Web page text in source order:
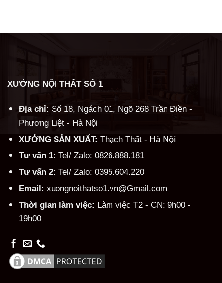
XƯỞNG NỘI THẤT SỐ 1
Địa chỉ: Số 18, Ngách 01, Ngõ 268 Trần Điền -
Phương Liệt - Hà Nội
XƯỞNG SẢN XUẤT: Thạch Thất - Hà Nội
Tư vấn 1: Tel/ Zalo: 0826.888.181
Tư vấn 2: Tel/ Zalo: 0395.604.220
Email: xuongnoithatso1.vn@Gmail.com
Thời gian làm việc: Làm việc T2 - CN: 9h00 -
19h00